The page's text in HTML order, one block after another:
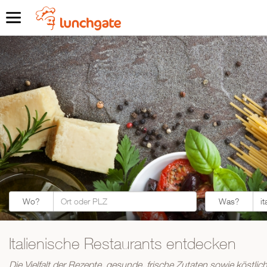
ZUR STARTSEITE
Wo? Was?Was?
Italienische Restaurants entdecken
Die Vielfalt der Rezepte, gesunde, frische Zutaten sowie